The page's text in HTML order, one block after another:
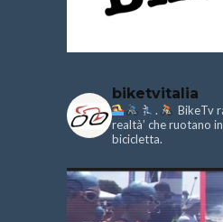
biketvitalia
.
BikeTv
realtà’ che ruotano
bicicletta.